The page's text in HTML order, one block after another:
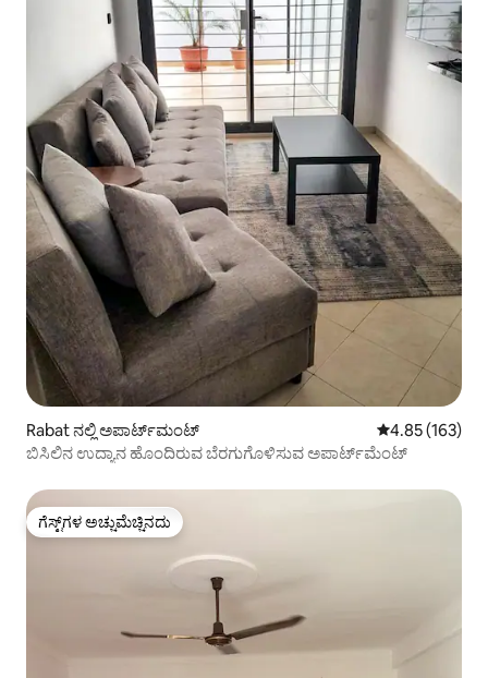
Rabat ನಲ್ಲಿ ಅಪಾರ್ಟ್‌ಮಂಟ್ 5 ರಲ್ಲಿ 4.85
4.85 (163)
ಬಿಸಿಲಿನ ಉದ್ಯಾನ ಹೊಂದಿರುವ ಬೆರಗುಗೊಳಿಸುವ ಅಪಾರ್ಟ್‌ಮೆಂಟ್
ಗೆಸ್ಟ್‌ಗಳ ಅಚ್ಚುಮೆಚ್ಚಿನದು
ಗೆಸ್ಟ್‌ಗಳ ಅಚ್ಚುಮೆಚ್ಚಿನದು